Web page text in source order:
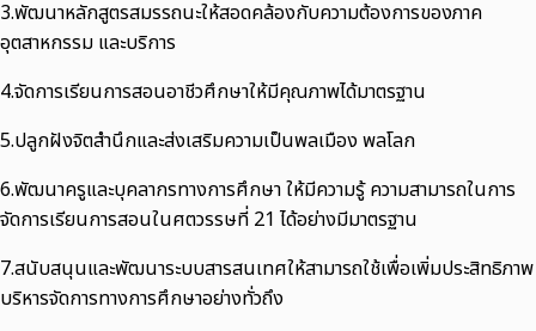
3.พัฒนาหลักสูตรสมรรถนะให้สอดคล้องกับความต้องการของภาค
อุตสาหกรรม และบริการ
4.จัดการเรียนการสอนอาชีวศึกษาให้มีคุณภาพได้มาตรฐาน
5.ปลูกฝังจิตสำนึกและส่งเสริมความเป็นพลเมือง พลโลก
6.พัฒนาครูและบุคลากรทางการศึกษา ให้มีความรู้ ความสามารถในการ
จัดการเรียนการสอนในศตวรรษที่ 21 ได้อย่างมีมาตรฐาน
7.สนับสนุนและพัฒนาระบบสารสนเทศให้สามารถใช้เพื่อเพิ่มประสิทธิภาพ
บริหารจัดการทางการศึกษาอย่างทั่วถึง